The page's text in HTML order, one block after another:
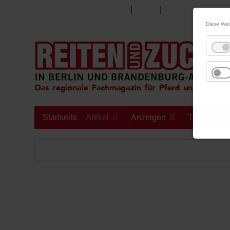
Datenschutz
Startseite Artikel Anzeigen Turniere/
Diese